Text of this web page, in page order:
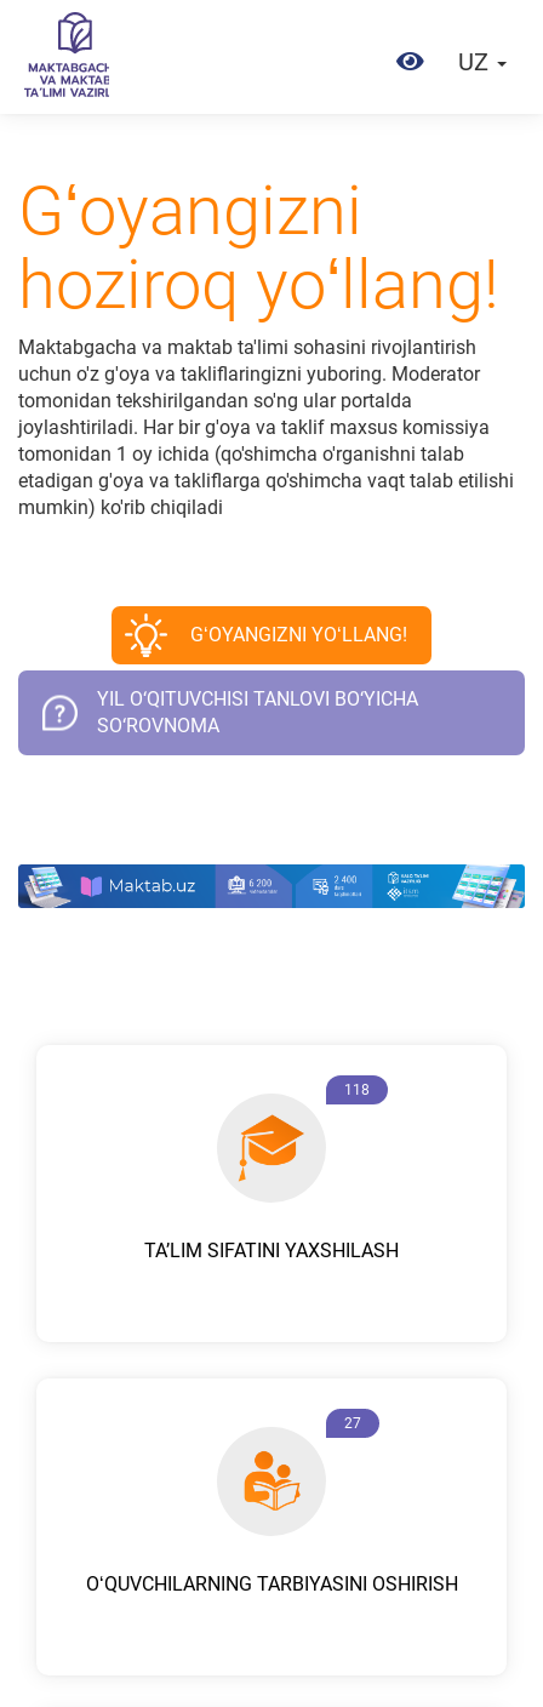
UZ
Gʻoyangizni
hoziroq yoʻllang!
Maktabgacha va maktab ta'limi sohasini rivojlantirish
uchun o'z g'oya va takliflaringizni yuboring. Moderator
tomonidan tekshirilgandan so'ng ular portalda
joylashtiriladi. Har bir g'oya va taklif maxsus komissiya
tomonidan 1 oy ichida (qo'shimcha o'rganishni talab
etadigan g'oya va takliflarga qo'shimcha vaqt talab etilishi
mumkin) ko'rib chiqiladi
GʻOYANGIZNI YOʻLLANG!
YIL O‘QITUVCHISI TANLOVI BO‘YICHA
SO‘ROVNOMA
118
TAʼLIM SIFATINI YAXSHILASH
27
OʻQUVCHILARNING TARBIYASINI OSHIRISH